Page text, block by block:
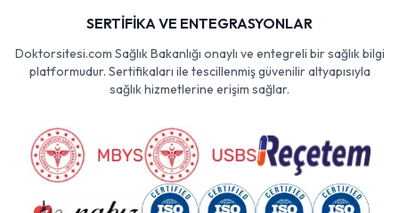
SERTİFİKA VE ENTEGRASYONLAR
Doktorsitesi.com Sağlık Bakanlığı onaylı ve entegreli bir sağlık bilgi
platformudur. Sertifikaları ile tescillenmiş güvenilir altyapısıyla
sağlık hizmetlerine erişim sağlar.